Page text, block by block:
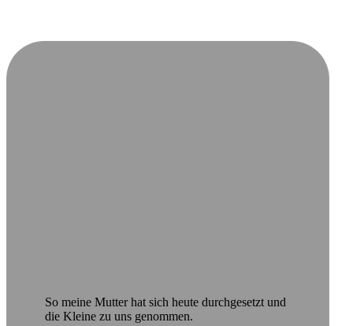
So meine Mutter hat sich heute durchgesetzt und
die Kleine zu uns genommen.